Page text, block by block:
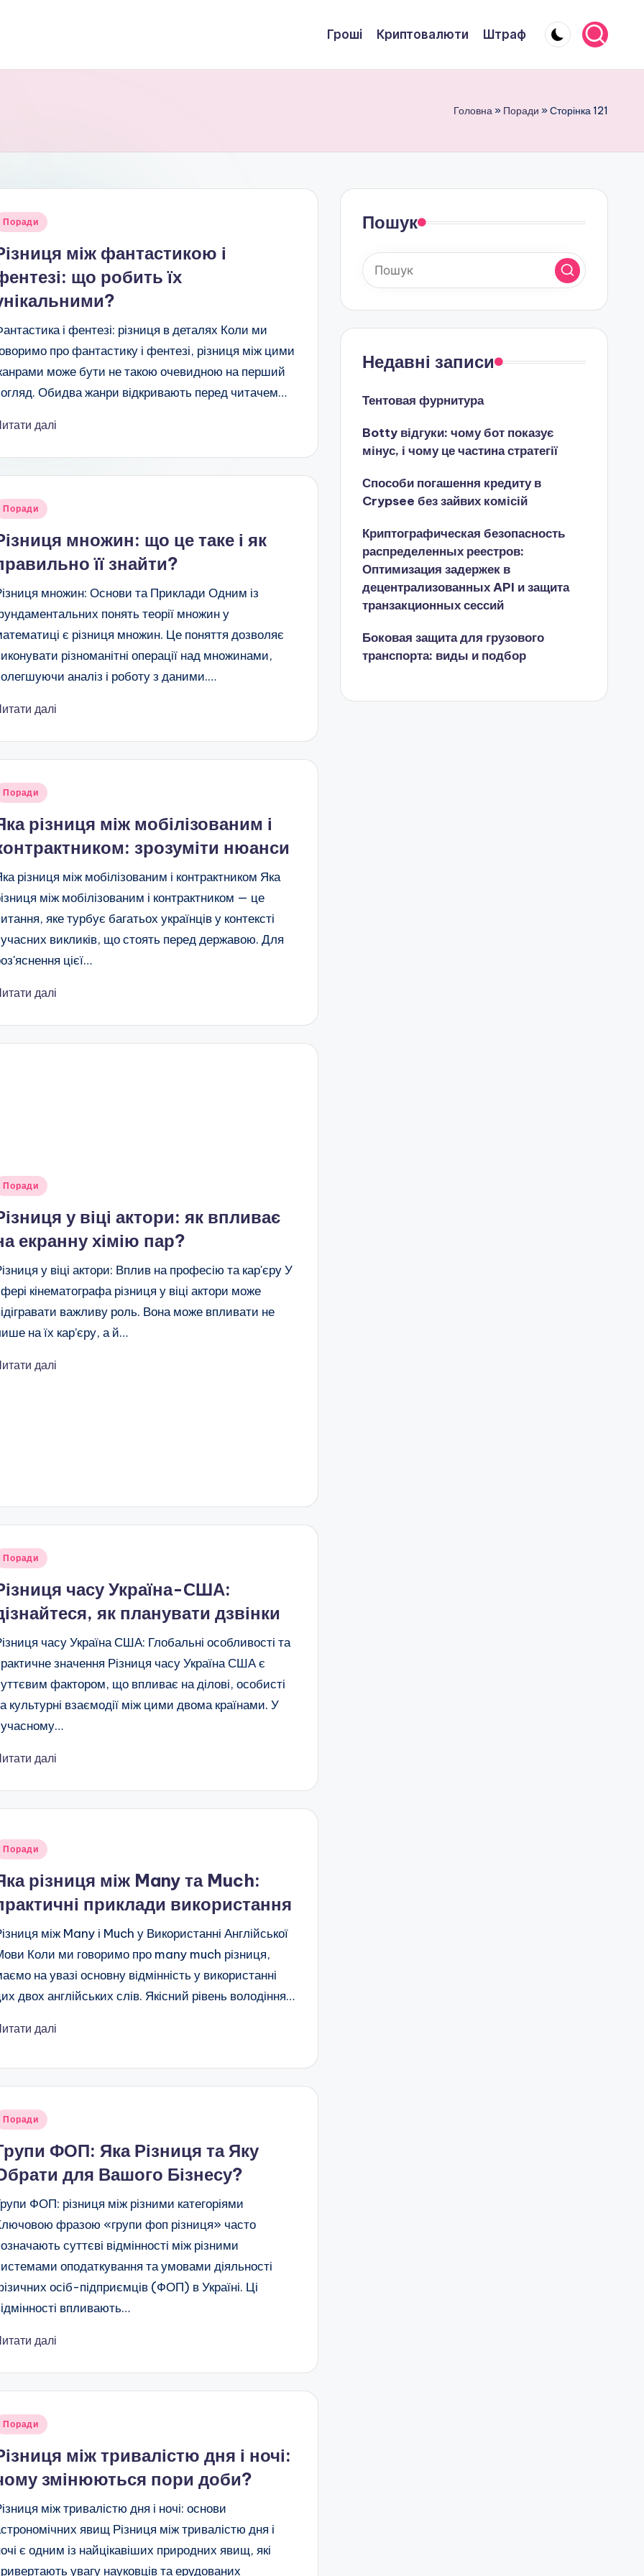
Гроші Криптовалюти Штраф
Головна » Поради »Сторінка 121
Поради
між фантастикою і
що робить їх
і фентезі: різниця в деталях Коли ми
про фантастику і фентезі, різниця між цими
може бути не такою очевидною на перший
Обидва жанри відкривають перед читачем…
далі
Поради
множин: що це таке і як
її знайти?
множин: Основи та Приклади Одним із
понять теорії множин у
є різниця множин. Це поняття дозволяє
різноманітні операції над множинами,
аналіз і роботу з даними.…
далі
Поради
різниця між мобілізованим і
зрозуміти нюанси
різниця між мобілізованим і контрактником Яка
між мобілізованим і контрактником — це
яке турбує багатьох українців у контексті
викликів, що стоять перед державою. Для
цієї…
далі
Поради
у віці актори: як впливає
екранну хімію пар?
у віці актори: Вплив на професію та кар'єру У
кінематографа різниця у віці актори може
важливу роль. Вона може впливати не
на їх кар’єру, а й…
далі
Поради
часу Україна-США:
як планувати дзвінки
часу Україна США: Глобальні особливості та
значення Різниця часу Україна США є
фактором, що впливає на ділові, особисті
культурні взаємодії між цими двома країнами. У
далі
Поради
різниця між Many та Much:
приклади використання
між Many і Much у Використанні Англійської
Коли ми говоримо про many much різниця,
на увазі основну відмінність у використанні
двох англійських слів. Якісний рівень володіння…
далі
Поради
ФОП: Яка Різниця та Яку
для Вашого Бізнесу?
ФОП: різниця між різними категоріями
фразою «групи фоп різниця» часто
суттєві відмінності між різними
оподаткування та умовами діяльності
осіб-підприємців (ФОП) в Україні. Ці
впливають…
далі
Поради
між тривалістю дня і ночі:
змінюються пори доби?
між тривалістю дня і ночі: основи
явищ Різниця між тривалістю дня і
є одним із найцікавіших природних явищ, які
увагу науковців та ерудованих
Пошук
Недавні записи
Тентовая фурнитура
Botty відгуки: чому бот показує
мінус, і чому це частина стратегії
Способи погашення кредиту в
Crypsee без зайвих комісій
Криптографическая безопасность
распределенных реестров:
Оптимизация задержек в
децентрализованных API и защита
транзакционных сессий
Боковая защита для грузового
транспорта: виды и подбор